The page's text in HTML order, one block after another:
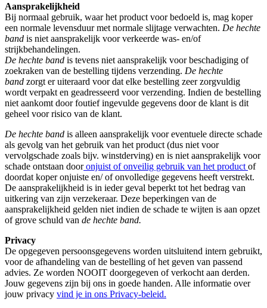
Aansprakelijkheid
Bij normaal gebruik, waar het product voor bedoeld is, mag koper
een normale levensduur met normale slijtage verwachten. De hechte
band is niet aansprakelijk voor verkeerde was- en/of
strijkbehandelingen.
De hechte band is tevens niet aansprakelijk voor beschadiging of
zoekraken van de bestelling tijdens verzending. De hechte
band zorgt er uiteraard voor dat elke bestelling zeer zorgvuldig
wordt verpakt en geadresseerd voor verzending. Indien de bestelling
niet aankomt door foutief ingevulde gegevens door de klant is dit
geheel voor risico van de klant.
De hechte band is alleen aansprakelijk voor eventuele directe schade
als gevolg van het gebruik van het product (dus niet voor
vervolgschade zoals bijv. winstderving) en is niet aansprakelijk voor
schade ontstaan dooronjuist of onveilig gebruik van het product of
doordat koper onjuiste en/ of onvolledige gegevens heeft verstrekt.
De aansprakelijkheid is in ieder geval beperkt tot het bedrag van
uitkering van zijn verzekeraar. Deze beperkingen van de
aansprakelijkheid gelden niet indien de schade te wijten is aan opzet
of grove schuld van de hechte band.
Privacy
De opgegeven persoonsgegevens worden uitsluitend intern gebruikt,
voor de afhandeling van de bestelling of het geven van passend
advies. Ze worden NOOIT doorgegeven of verkocht aan derden.
Jouw gegevens zijn bij ons in goede handen. Alle informatie over
jouw privacy vind je in ons Privacy-beleid.